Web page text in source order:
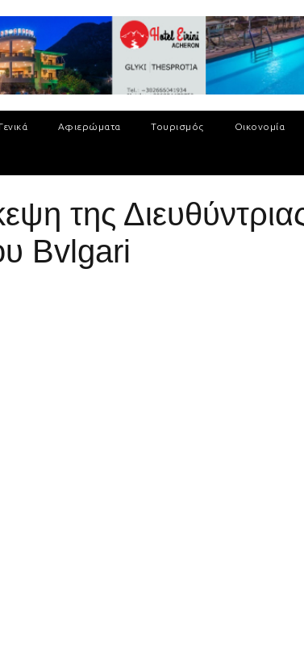
Γενικά Αφιερώματα Τουρισμός Οικονομία
της
Bvlgari